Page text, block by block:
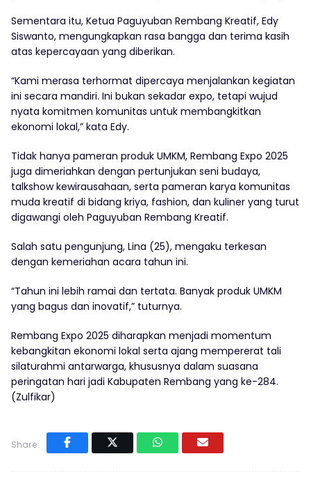
Sementara itu, Ketua Paguyuban Rembang Kreatif, Edy
Siswanto, mengungkapkan rasa bangga dan terima kasih
atas kepercayaan yang diberikan.
“Kami merasa terhormat dipercaya menjalankan kegiatan
ini secara mandiri. Ini bukan sekadar expo, tetapi wujud
nyata komitmen komunitas untuk membangkitkan
ekonomi lokal,” kata Edy.
Tidak hanya pameran produk UMKM, Rembang Expo 2025
juga dimeriahkan dengan pertunjukan seni budaya,
talkshow kewirausahaan, serta pameran karya komunitas
muda kreatif di bidang kriya, fashion, dan kuliner yang turut
digawangi oleh Paguyuban Rembang Kreatif.
Salah satu pengunjung, Lina (25), mengaku terkesan
dengan kemeriahan acara tahun ini.
“Tahun ini lebih ramai dan tertata. Banyak produk UMKM
yang bagus dan inovatif,” tuturnya.
Rembang Expo 2025 diharapkan menjadi momentum
kebangkitan ekonomi lokal serta ajang mempererat tali
silaturahmi antarwarga, khususnya dalam suasana
peringatan hari jadi Kabupaten Rembang yang ke-284.
(Zulfikar)
Share: